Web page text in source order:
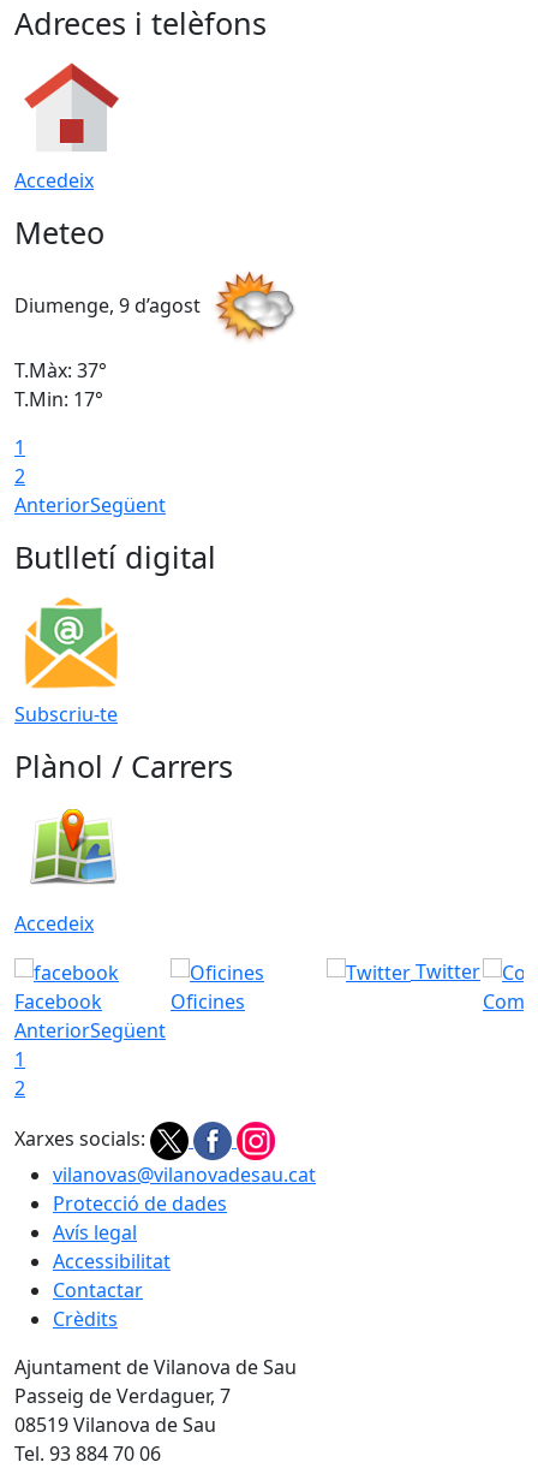
Adreces i telèfons
Accedeix
Meteo
Diumenge, 9 d’agost
T.Màx: 37°
T.Min: 17°
1
2
AnteriorSegüent
Butlletí digital
Subscriu-te
Plànol / Carrers
Accedeix
Facebook Oficines
Twitter
Com
AnteriorSegüent
1
2
Xarxes socials:
vilanovas@vilanovadesau.cat
Protecció de dades
Avís legal
Accessibilitat
Contactar
Crèdits
Ajuntament de Vilanova de Sau
Passeig de Verdaguer, 7
08519 Vilanova de Sau
Tel. 93 884 70 06